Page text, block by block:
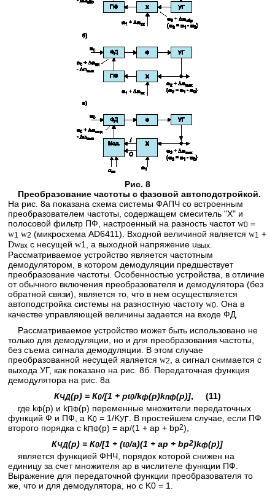
Рис. 8
Преобразование частоты с фазовой автоподстройкой.
На рис. 8а показана схема системы ФАПЧ со встроенным
преобразователем частоты, содержащем смеситель "X" и
полосовой фильтр ПФ, настроенный на разность частотw0 =
w1 w2 (микросхема AD6411). Входной величиной являетсяw1 +
Dwвх с несущейw1, а выходной напряжение uвых
Рассматриваемое устройство является частотным
демодулятором, в котором демодуляции предшествует
преобразование частоты. Особенностью устройства, в отличие
от обычного включения преобразователя и демодулятора (без
обратной связи), является то, что в нем осуществляется
автоподстройка системы на разностную частотуw0
. Она в
качестве управляющей величины задается на входе ФД.
Рассматриваемое устройство может быть использовано не
только для демодуляции, но и для преобразования частоты,
без съема сигнала демодуляции. В этом случае
преобразованной несущей являетсяw2
, а сигнал снимается с
выхода УГ, как показано на рис. 8б. Передаточная функция
демодулятора на рис. 8а
КЧД(р) = К0/[1 + pt0/kф(p)kпф(р)], (11)
где kФ(p) и kПФ(p) переменные множители передаточных
функций Ф и ПФ, а K0 = 1/KУГ
. В простейшем случае, если ПФ
второго порядка с kПФ(p) = ap/(1 + ap + bp2),
КЧД(р) = К0/[1 + (t0/a)(1 + ap + bp2)kф(р)]
является функцией ФНЧ, порядок которой снижен на
единицу за счет множителя ap в числителе функции ПФ.
Выражение для передаточной функции преобразователя то
же, что и для демодулятора, но с K0 = 1.